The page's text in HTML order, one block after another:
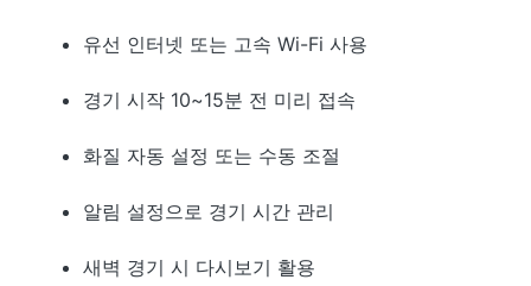
유선 인터넷 또는 고속 Wi-Fi 사용
경기 시작 10~15분 전 미리 접속
화질 자동 설정 또는 수동 조절
알림 설정으로 경기 시간 관리
새벽 경기 시 다시보기 활용